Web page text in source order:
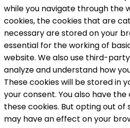
while you navigate through the
cookies, the cookies that are
necessary are stored on your
essential for the working of
website. We also use third-
analyze and understand how
These cookies will be stored in
your consent. You also have
these cookies. But opting out of
may have an effect on your